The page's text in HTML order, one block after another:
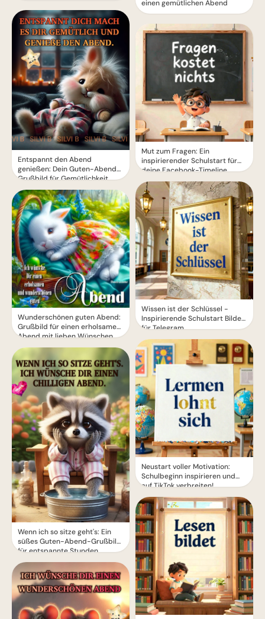
Entspannt den Abend
genießen: Dein Guten-Abend-
Grußbild für Gemütlichkeit.
Wunderschönen guten Abend:
Grußbild für einen erholsamen
Abend mit lieben Wünschen
Wenn ich so sitze geht's: Ein
süßes Guten-Abend-Grußbild
für entspannte Stunden
einen gemütlichen Abend
Mut zum Fragen: Ein
inspirierender Schulstart für
deine Facebook-Timeline
Wissen ist der Schlüssel -
Inspirierende Schulstart Bilder
für Telegram
Neustart voller Motivation:
Schulbeginn inspirieren und
auf TikTok verbreiten!